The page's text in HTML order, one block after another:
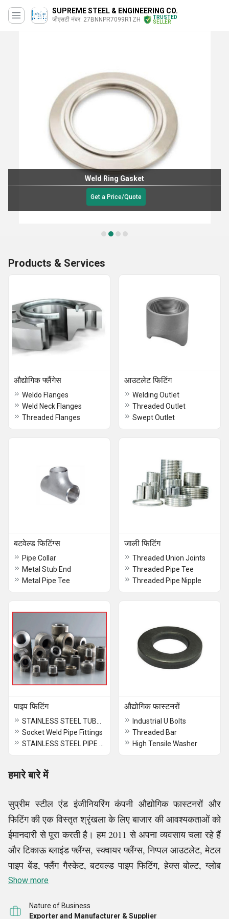
SUPREME STEEL & ENGINEERING CO.
जीएसटी नंबर. 27BNNPR7099R1ZH
TRUSTED
SELLER
Weld Ring Gasket
Get a Price/Quote
Products & Services
औद्योगिक फ्लैंगेस
Weldo Flanges
Weld Neck Flanges
Threaded Flanges
आउटलेट फिटिंग
Welding Outlet
Threaded Outlet
Swept Outlet
बटवेल्ड फिटिंग्स
Pipe Collar
Metal Stub End
Metal Pipe Tee
जाली फिटिंग
Threaded Union Joints
Threaded Pipe Tee
Threaded Pipe Nipple
पाइप फिटिंग
Socket Weld Pipe Fittings
औद्योगिक फास्टनरों
Industrial U Bolts
Threaded Bar
High Tensile Washer
हमारे बारे में
सुप्रीम स्टील एंड इंजीनियरिंग कंपनी औद्योगिक फास्टनरों और
फिटिंग की एक विस्तृत श्रृंखला के लिए बाजार की आवश्यकताओं को
ईमानदारी से पूरा करती है। हम 2011 से अपना व्यवसाय चला रहे हैं
और टिकाऊ ब्लाइंड फ्लैंग्स, स्क्वायर फ्लैंग्स, निप्पल आउटलेट, मेटल
पाइप बेंड, फ्लैंग गैस्केट, बटवल्ड पाइप फिटिंग, हेक्स बोल्ट, ग्लोब
वाल्व और कई अन्य उत्पाद वितरित
आधुनिक विनिर्माण सुविधा
Show more
Nature of Business
Exporter and Manufacturer & Supplier